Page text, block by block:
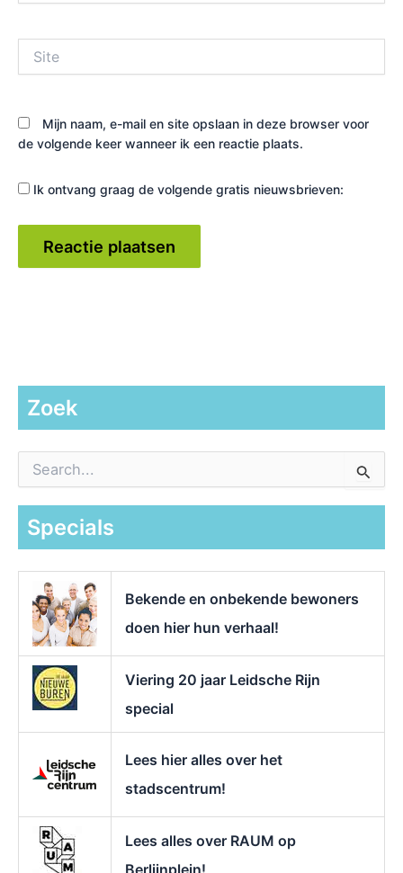
Mijn naam, e-mail en site opslaan in deze browser voor
de volgende keer wanneer ik een reactie plaats.
Ik ontvang graag de volgende gratis nieuwsbrieven:
Zoek
a
Specials
Bekende en onbekende bewoners
doen hier hun verhaal!
Viering 20 jaar Leidsche Rijn
special
Lees hier alles over het
stadscentrum!
Lees alles over RAUM op
Berlijnplein!